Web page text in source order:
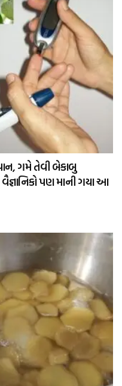
ગમે તેવી બેકાબુ
પણ માની ગયા આ